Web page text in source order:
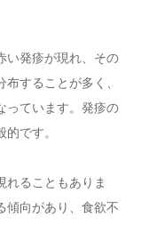
い発疹が現れ、その
することが多く、
っています。発疹の
です。
れることもありま
傾向があり、食欲不